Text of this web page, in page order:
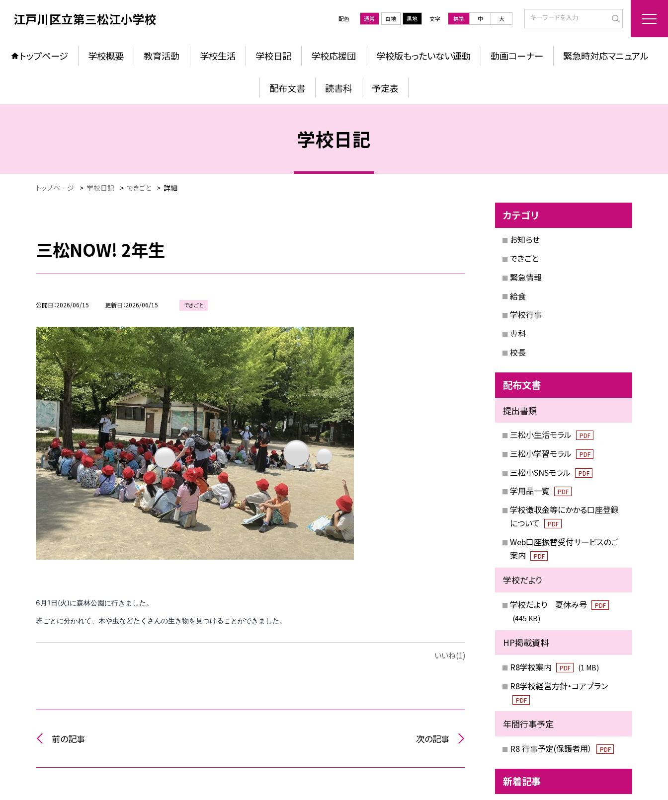
江戸川区立第三松江小学校 配色 通常 白地 黒地 文字 標準 中 大
トップページ 学校概要 教育活動 学校生活 学校日記 学校応援団 学校版もったいない運動 動画コーナー 緊急時対応マニュアル
配布文書 読書科 予定表
学校日記
トップページ > 学校日記 > できごと > 詳細
三松NOW! 2年生
公開日 2026/06/15 更新日 2026/06/15 できごと
6月1日(火)に森林公園に行きました。
班ごとに分かれて、木や虫などたくさんの生き物を見つけることができました。
いいね(1)
前の記事 次の記事
カテゴリ
お知らせ
できごと
緊急情報
給食
学校行事
専科
校長
配布文書
提出書類
三松小生活モラル PDF
三松小学習モラル PDF
三松小SNSモラル PDF
学用品一覧 PDF
学校徴収金等にかかる口座登録
について
PDF
Web口座振替受付サービスのご
案内
PDF
学校だより
学校だより 夏休み号 PDF
(445 KB)
HP掲載資料
R8学校案内 PDF (1 MB)
R8学校経営方針・コアプラン
PDF
年間行事予定
R8 行事予定(保護者用） PDF
新着記事